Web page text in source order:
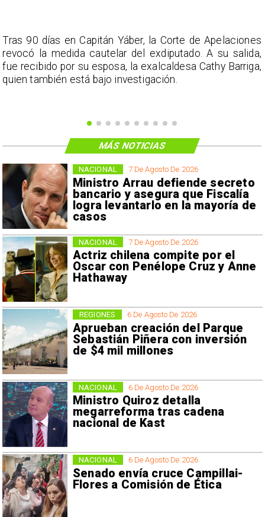
Chile y Venezuela restablecen relaciones consulares
con intercambio de notas diplomáticas, iniciando etapa
de normalización bilateral.
7 De Agosto De 2026
Ministro Arrau defiende secreto
bancario y asegura que Fiscalía
logra levantarlo en la mayoría de
casos
NACIONAL
7 De Agosto De 2026
Actriz chilena compite por el
Oscar con Penélope Cruz y Anne
Hathaway
NACIONAL
6 De Agosto De 2026
Aprueban creación del Parque
Sebastián Piñera con inversión
de $4 mil millones
REGIONES
6 De Agosto De 2026
Ministro Quiroz detalla
megarreforma tras cadena
nacional de Kast
NACIONAL
6 De Agosto De 2026
Senado envía cruce Campillai-
Flores a Comisión de Ética
NACIONAL
MÁS NOTICIAS